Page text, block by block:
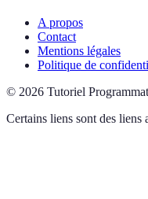
A propos
Contact
Mentions légales
Politique de
© 2026 Tutoriel
Certains liens sont des liens